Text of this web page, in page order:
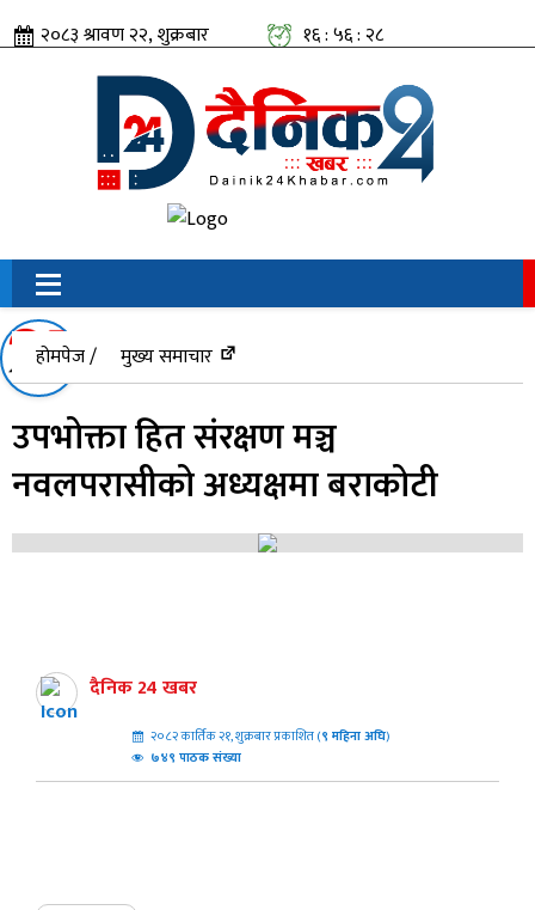
२०८३ श्रावण २२, शुक्रबार
१६ : ५६ : २९
सामाजिक संजालतिर:
होमपेज / मुख्य समाचार
उपभोक्ता हित संरक्षण मञ्च
नवलपरासीको अध्यक्षमा बराकोटी
दैनिक 24 खबर
२०८२ कार्तिक २१, शुक्रबार प्रकाशित (९ महिना अघि)
७४९ पाठक संख्या